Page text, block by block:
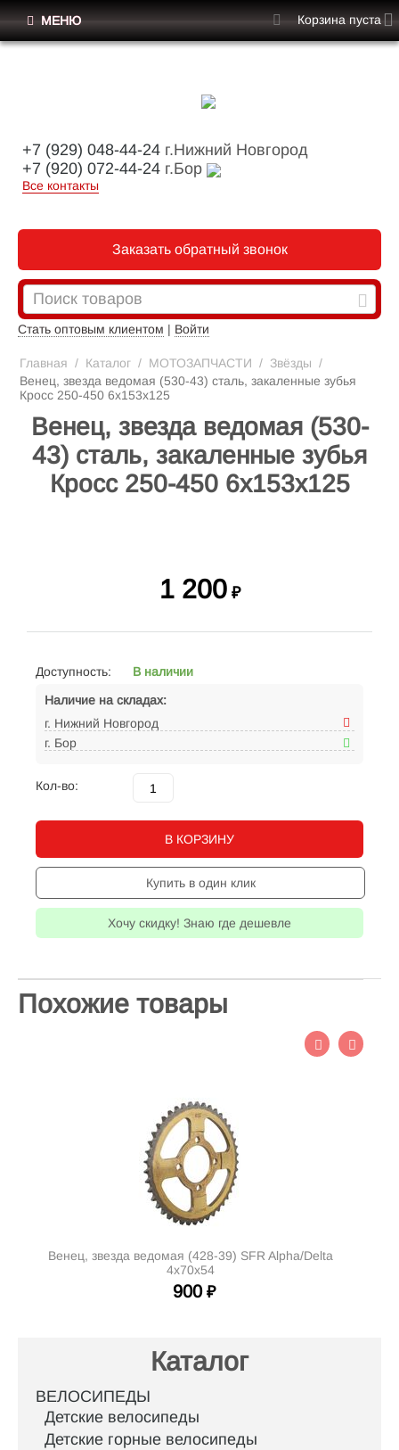
+7 (929) 048-44-24 г.Нижний Новгород
+7 (920) 072-44-24 г.Бор
Все контакты
Заказать обратный звонок
Стать оптовым клиентом | Войти
МЕНЮ Корзина пуста
Главная / Каталог / МОТОЗАПЧАСТИ / Звёзды /
Венец, звезда ведомая (530-43) сталь, закаленные зубья
Кросс 250-450 6х153х125
Венец, звезда ведомая (530-
43) сталь, закаленные зубья
Кросс 250-450 6х153х125
1 200 ₽
Доступность:
В наличии
Наличие на складах:
г. Нижний Новгород
г. Бор
Кол-во:
В КОРЗИНУ
Купить в один клик
Хочу скидку! Знаю где дешевле
Похожие товары
Венец, звезда ведомая (428-39) SFR Alpha/Delta
4х70х54
900 ₽
Каталог
ВЕЛОСИПЕДЫ
Детские велосипеды
Детские горные велосипеды